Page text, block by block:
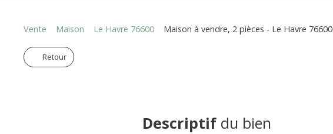
Vente Maison Le Havre 76600 Maison à vendre, 2 pièces - Le Havre 76600
Retour
Descriptifdu bien